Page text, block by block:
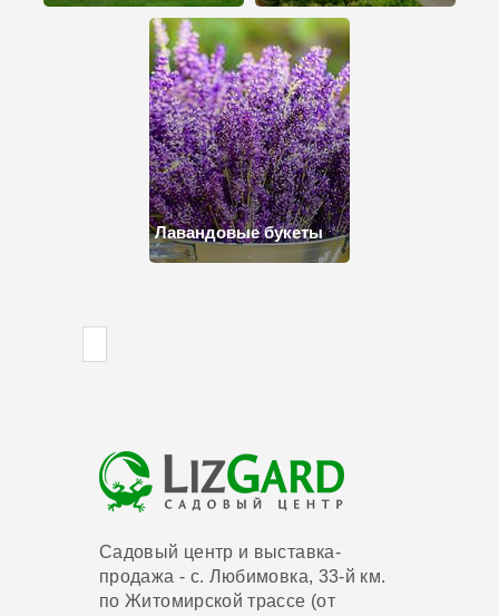
Лавандовые букеты
Садовый центр и выставка-
продажа - с. Любимовка, 33-й км.
по Житомирской трассе (от